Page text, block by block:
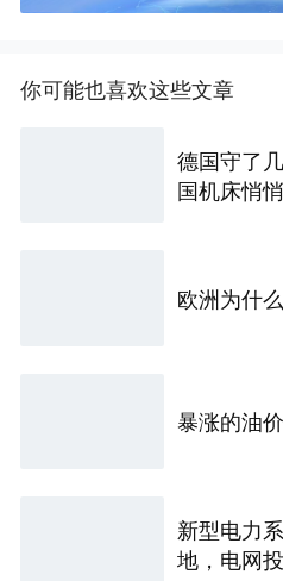
你可能也喜欢这些文章
德国守了
国机床悄
欧洲为什
暴涨的油
新型电力
地，电网